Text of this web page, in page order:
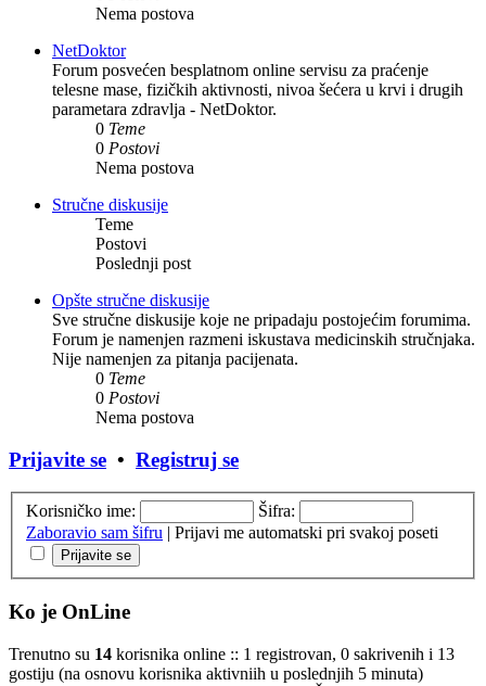
Nema postova
NetDoktor
Forum posvećen besplatnom online servisu za praćenje
telesne mase, fizičkih aktivnosti, nivoa šećera u krvi i drugih
parametara zdravlja - NetDoktor.
0 Teme
0 Postovi
Nema postova
Stručne diskusije
Teme
Postovi
Poslednji post
Opšte stručne diskusije
Sve stručne diskusije koje ne pripadaju postojećim forumima.
Forum je namenjen razmeni iskustava medicinskih stručnjaka.
Nije namenjen za pitanja pacijenata.
0 Teme
0 Postovi
Nema postova
Prijavite se • Registruj se
Korisničko ime:
Šifra:
Zaboravio sam šifru | Prijavi me automatski pri svakoj poseti
Ko je OnLine
Trenutno su 14 korisnika online :: 1 registrovan, 0 sakrivenih i 13
gostiju (na osnovu korisnika aktivniih u poslednjih 5 minuta)